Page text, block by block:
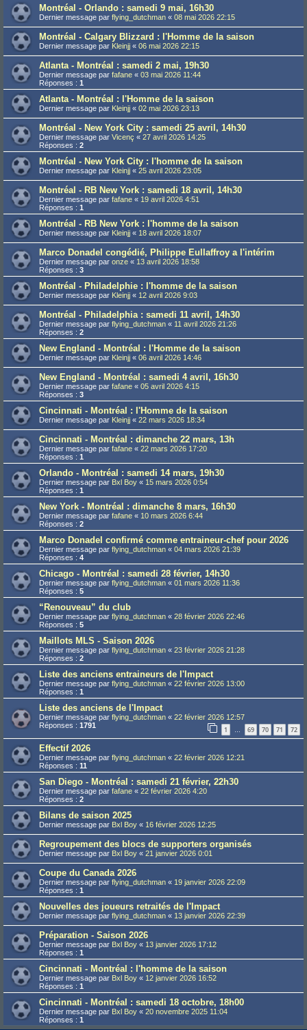
Montréal - Orlando : samedi 9 mai, 16h30
Dernier message par flying_dutchman « 08 mai 2026 22:15
Montréal - Calgary Blizzard : l'Homme de la saison
Dernier message par Kleinjj « 06 mai 2026 22:15
Atlanta - Montréal : samedi 2 mai, 19h30
Dernier message par fafane « 03 mai 2026 11:44
Réponses : 1
Atlanta - Montréal : l'Homme de la saison
Dernier message par Kleinjj « 02 mai 2026 23:13
Montréal - New York City : samedi 25 avril, 14h30
Dernier message par Vicenç « 27 avril 2026 14:25
Réponses : 2
Montréal - New York City : l'homme de la saison
Dernier message par Kleinjj « 25 avril 2026 23:05
Montréal - RB New York : samedi 18 avril, 14h30
Dernier message par fafane « 19 avril 2026 4:51
Réponses : 1
Montréal - RB New York : l'homme de la saison
Dernier message par Kleinjj « 18 avril 2026 18:07
Marco Donadel congédié, Philippe Eullaffroy a l'intérim
Dernier message par onze « 13 avril 2026 18:58
Réponses : 3
Montréal - Philadelphie : l'homme de la saison
Dernier message par Kleinjj « 12 avril 2026 9:03
Montréal - Philadelphia : samedi 11 avril, 14h30
Dernier message par flying_dutchman « 11 avril 2026 21:26
Réponses : 2
New England - Montréal : l'Homme de la saison
Dernier message par Kleinjj « 06 avril 2026 14:46
New England - Montréal : samedi 4 avril, 16h30
Dernier message par fafane « 05 avril 2026 4:15
Réponses : 3
Cincinnati - Montréal : l'Homme de la saison
Dernier message par Kleinjj « 22 mars 2026 18:34
Cincinnati - Montréal : dimanche 22 mars, 13h
Dernier message par fafane « 22 mars 2026 17:20
Réponses : 1
Orlando - Montréal : samedi 14 mars, 19h30
Dernier message par Bxl Boy « 15 mars 2026 0:54
Réponses : 1
New York - Montréal : dimanche 8 mars, 16h30
Dernier message par fafane « 10 mars 2026 6:44
Réponses : 2
Marco Donadel confirmé comme entraineur-chef pour 2026
Dernier message par flying_dutchman « 04 mars 2026 21:39
Réponses : 4
Chicago - Montréal : samedi 28 février, 14h30
Dernier message par flying_dutchman « 01 mars 2026 11:36
Réponses : 5
“Renouveau” du club
Dernier message par flying_dutchman « 28 février 2026 22:46
Réponses : 5
Maillots MLS - Saison 2026
Dernier message par flying_dutchman « 23 février 2026 21:28
Réponses : 2
Liste des anciens entraineurs de l'Impact
Dernier message par flying_dutchman « 22 février 2026 13:00
Réponses : 1
Liste des anciens de l'Impact
Dernier message par flying_dutchman « 22 février 2026 12:57
Réponses : 1791 1 … 69 70 71 72
Effectif 2026
Dernier message par flying_dutchman « 22 février 2026 12:21
Réponses : 11
San Diego - Montréal : samedi 21 février, 22h30
Dernier message par fafane « 22 février 2026 4:20
Réponses : 2
Bilans de saison 2025
Dernier message par Bxl Boy « 16 février 2026 12:25
Regroupement des blocs de supporters organisés
Dernier message par Bxl Boy « 21 janvier 2026 0:01
Coupe du Canada 2026
Dernier message par flying_dutchman « 19 janvier 2026 22:09
Réponses : 1
Nouvelles des joueurs retraités de l'Impact
Dernier message par flying_dutchman « 13 janvier 2026 22:39
Préparation - Saison 2026
Dernier message par Bxl Boy « 13 janvier 2026 17:12
Réponses : 1
Cincinnati - Montréal : l'homme de la saison
Dernier message par Bxl Boy « 12 janvier 2026 16:52
Réponses : 1
Cincinnati - Montréal : samedi 18 octobre, 18h00
Dernier message par Bxl Boy « 20 novembre 2025 11:04
Réponses : 1